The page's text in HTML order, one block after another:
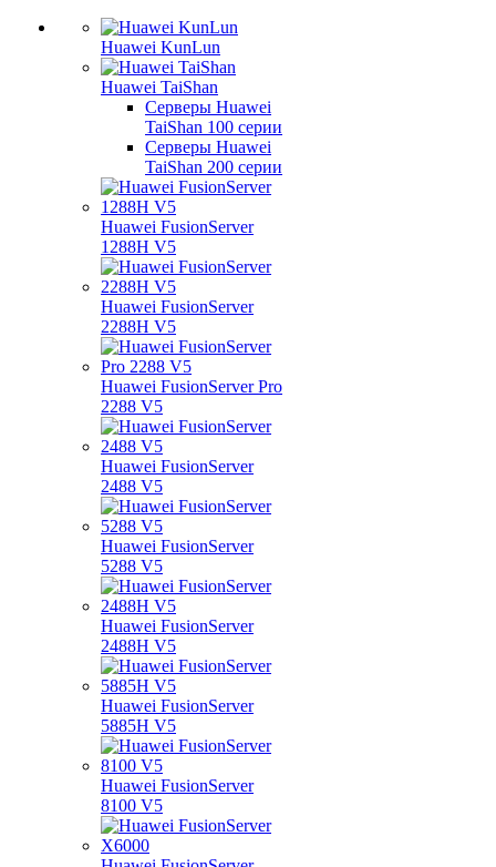
Huawei KunLun
Huawei TaiShan
Серверы Huawei
TaiShan 100 серии
Серверы Huawei
TaiShan 200 серии
Huawei FusionServer
1288H V5
Huawei FusionServer
2288H V5
Huawei FusionServer Pro
2288 V5
Huawei FusionServer
2488 V5
Huawei FusionServer
5288 V5
Huawei FusionServer
2488H V5
Huawei FusionServer
5885H V5
Huawei FusionServer
8100 V5